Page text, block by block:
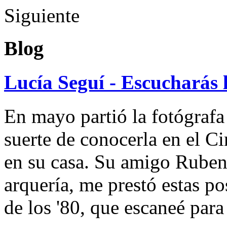
Siguiente
Blog
Lucía Seguí - Escucharás
En mayo partió la
suerte de conocerla en el
en su casa. Su amigo
arquería, me prestó estas
de los '80, que escaneé